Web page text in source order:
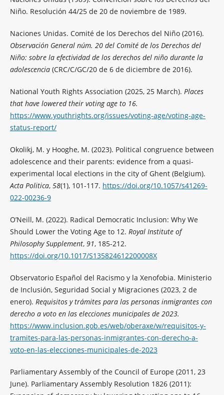
Niño. Resolución 44/25 de 20 de noviembre de 1989.
Naciones Unidas. Comité de los Derechos del Niño (2016).
Observación General núm. 20 del Comité de los Derechos del
Niño: sobre la efectividad de los derechos del niño durante la
adolescencia (CRC/C/GC/20 de 6 de diciembre de 2016).
National Youth Rights Association (2025, 25 March). Places
that have lowered their voting age to 16.
https://www.youthrights.org/issues/voting-age/voting-age-
status-report/
Okolikj, M. y Hooghe, M. (2023). Political congruence between
adolescence and their parents: evidence from a quasi-
experimental local elections in the city of Ghent (Belgium).
Acta Politica, 58(1), 101-117. https://doi.org/10.1057/s41269-
022-00236-9
O’Neill, M. (2022). Radical Democratic Inclusion: Why We
Should Lower the Voting Age to 12. Royal Institute of
Philosophy Supplement, 91, 185-212.
https://doi.org/10.1017/S135824612200008X
Observatorio Español del Racismo y la Xenofobia. Ministerio
de Inclusión, Seguridad Social y Migraciones (2023, 2 de
enero). Requisitos y trámites para las personas inmigrantes con
derecho a voto en las elecciones municipales de 2023.
https://www.inclusion.gob.es/web/oberaxe/w/requisitos-y-
tramites-para-las-personas-inmigrantes-con-derecho-a-
voto-en-las-elecciones-municipales-de-2023
Parliamentary Assembly of the Council of Europe (2011, 23
June). Parliamentary Assembly Resolution 1826 (2011):